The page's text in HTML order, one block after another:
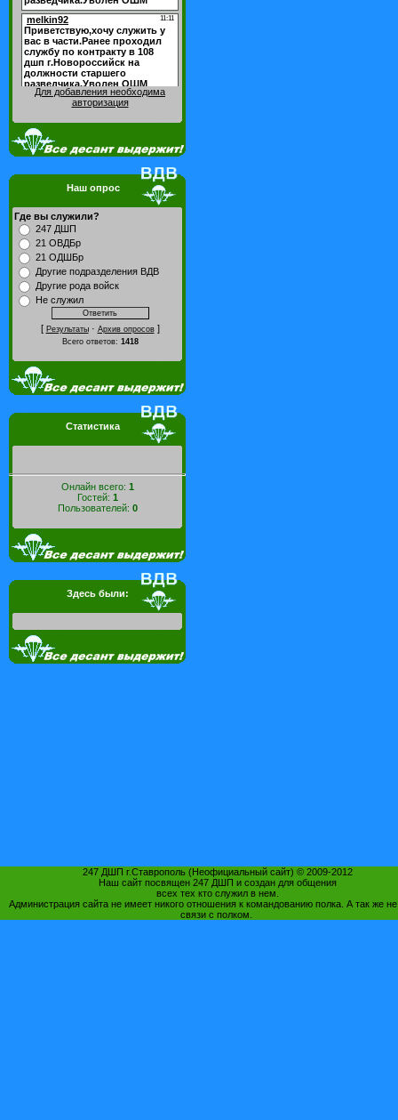
Для добавления необходима
авторизация
Наш опрос
Где вы служили?
247 ДШП
21 ОВДБр
21 ОДШБр
Другие подразделения ВДВ
Другие рода войск
Не служил
[ Результаты· Архив опросов]
Всего ответов: 1418
Статистика
Онлайн всего: 1
Гостей: 1
Пользователей: 0
Здесь были:
247 ДШП г.Ставрополь (Неофициальный сайт) © 2009-2012
Наш сайт посвящен 247 ДШП и создан для общения
всех тех кто служил в нем.
Администрация сайта не имеет никого отношения к командованию полка. А так же
связи с полком.